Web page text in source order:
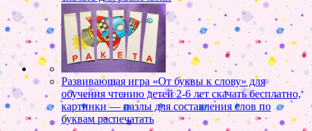
Развивающая игра «От буквы к слову» для
обучения чтению детей 2-6 лет скачать бесплатно,
картинки — пазлы для составления слов по
буквам распечатать